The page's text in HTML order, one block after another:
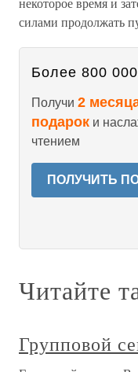
силами продолжать
Более 800 000
Получи 2
подарок и
чтением
ПОЛУЧИТЬ
Читайте
Групповой